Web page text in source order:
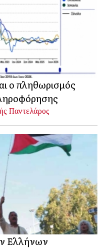
ο πληθωρισμός
Παντελάρος
Ελλήνων